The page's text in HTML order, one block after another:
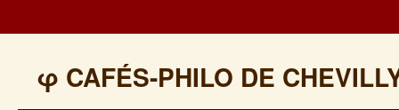
φ CAFÉS-PHILO DE